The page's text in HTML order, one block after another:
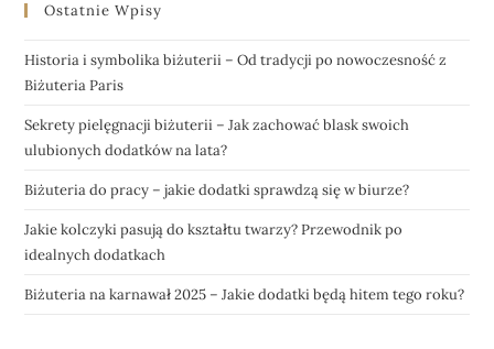
Ostatnie Wpisy
Historia i symbolika biżuterii – Od tradycji po nowoczesność z
Biżuteria Paris
Sekrety pielęgnacji biżuterii – Jak zachować blask swoich
ulubionych dodatków na lata?
Biżuteria do pracy – jakie dodatki sprawdzą się w biurze?
Jakie kolczyki pasują do kształtu twarzy? Przewodnik po
idealnych dodatkach
Biżuteria na karnawał 2025 – Jakie dodatki będą hitem tego roku?